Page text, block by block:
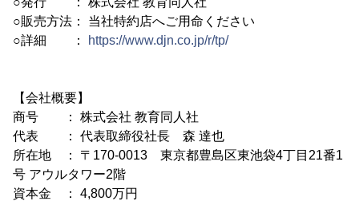
○販売方法： 当社特約店へご用命ください
○詳細 ：
https://www.djn.co.jp/r/tp/
【会社概要】
商号 ： 株式会社 教育同人社
代表 ： 代表取締役社長 森 達也
所在地 ： 〒170-0013 東京都豊島区東池袋4丁目21番1
号 アウルタワー2階
資本金 ： 4,800万円